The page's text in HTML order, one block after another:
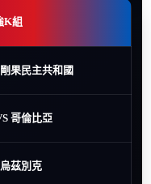
K組
果民主共和國
哥倫比亞
茲別克